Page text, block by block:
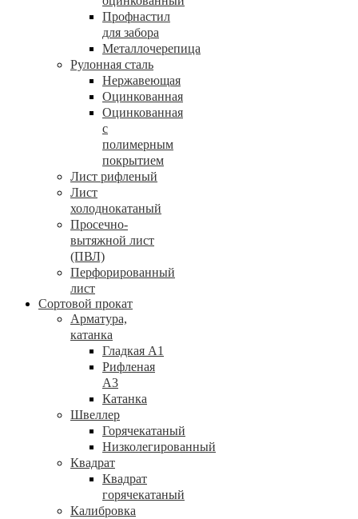
Профнастил
для забора
Металлочерепица
Рулонная сталь
Нержавеющая
Оцинкованная
Оцинкованная
с
полимерным
покрытием
Лист рифленый
Лист
холоднокатаный
Просечно-
вытяжной лист
(ПВЛ)
Перфорированный
лист
Сортовой прокат
Арматура,
катанка
Гладкая А1
Рифленая
А3
Катанка
Швеллер
Горячекатаный
Низколегированный
Квадрат
Квадрат
горячекатаный
Калибровка